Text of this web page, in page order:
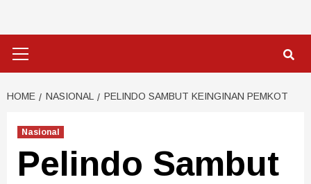
HOME NASIONAL PELINDO SAMBUT KEINGINAN PEMKOT
Nasional
Pelindo Sambut